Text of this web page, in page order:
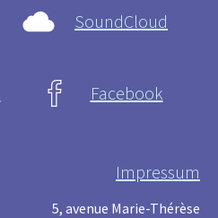
SoundCloud
Facebook
Impressum
5, avenue Marie-Thérèse